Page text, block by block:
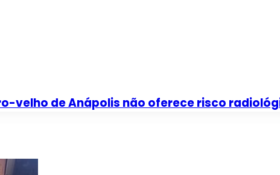
velho de Anápolis não oferece risco